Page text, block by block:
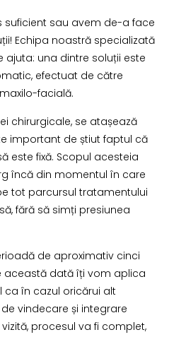
suficient sau avem de-a face
Echipa noastră specializată
una dintre soluții este
efectuat de către
facială.
chirurgicale, se atașează
important de știut faptul că
este fixă. Scopul acesteia
încă din momentul în care
tot parcursul tratamentului
fără să simți presiunea
de aproximativ cinci
această dată îți vom aplica
ca în cazul oricărui alt
vindecare și integrare
procesul va fi complet,